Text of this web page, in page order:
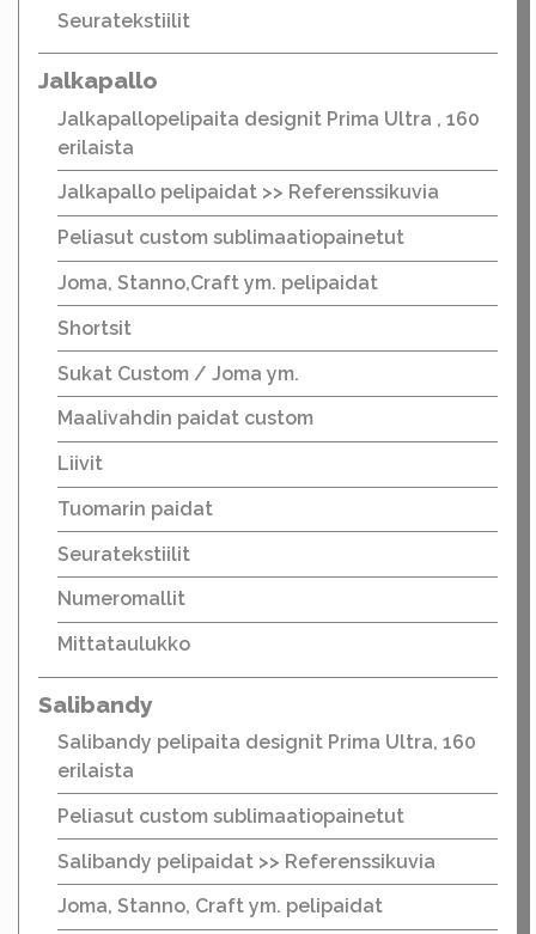
Seuratekstiilit
Jalkapallo
Jalkapallopelipaita designit Prima Ultra , 160
erilaista
Jalkapallo pelipaidat >> Referenssikuvia
Peliasut custom sublimaatiopainetut
Joma, Stanno,Craft ym. pelipaidat
Shortsit
Sukat Custom / Joma ym.
Maalivahdin paidat custom
Liivit
Tuomarin paidat
Seuratekstiilit
Numeromallit
Mittataulukko
Salibandy
Salibandy pelipaita designit Prima Ultra, 160
erilaista
Peliasut custom sublimaatiopainetut
Salibandy pelipaidat >> Referenssikuvia
Joma, Stanno, Craft ym. pelipaidat